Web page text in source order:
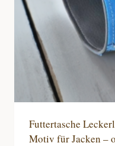
Futtertasche
Motiv für Jacken –